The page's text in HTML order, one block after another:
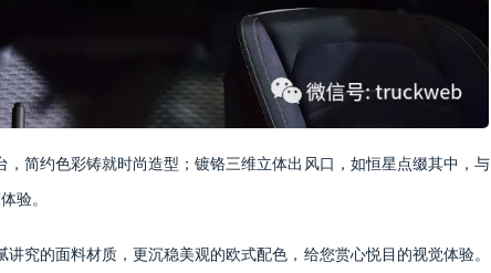
简约色彩铸就时尚造型；镀铬三维立体出风口，如恒星点缀其中，与
验。
究的面料材质，更沉稳美观的欧式配色，给您赏心悦目的视觉体验。